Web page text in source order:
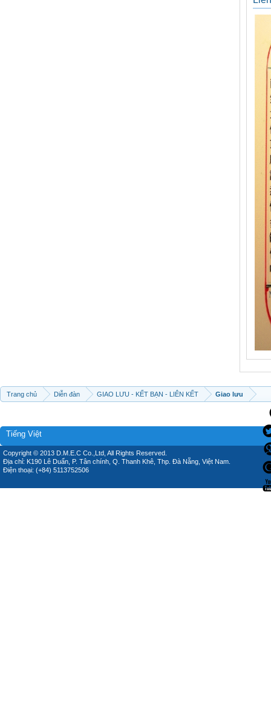
Trang chủ Diễn đàn GIAO LƯU - KẾT BẠN - LIÊN KẾT Giao lưu
Tiếng Việt
Copyright © 2013 D.M.E.C Co.,Ltd, All Rights Reserved.
Địa chỉ: K190 Lê Duẩn, P. Tân chính, Q. Thanh Khê, Thp. Đà Nẵng, Việt Nam.
Điện thoại: (+84) 5113752506